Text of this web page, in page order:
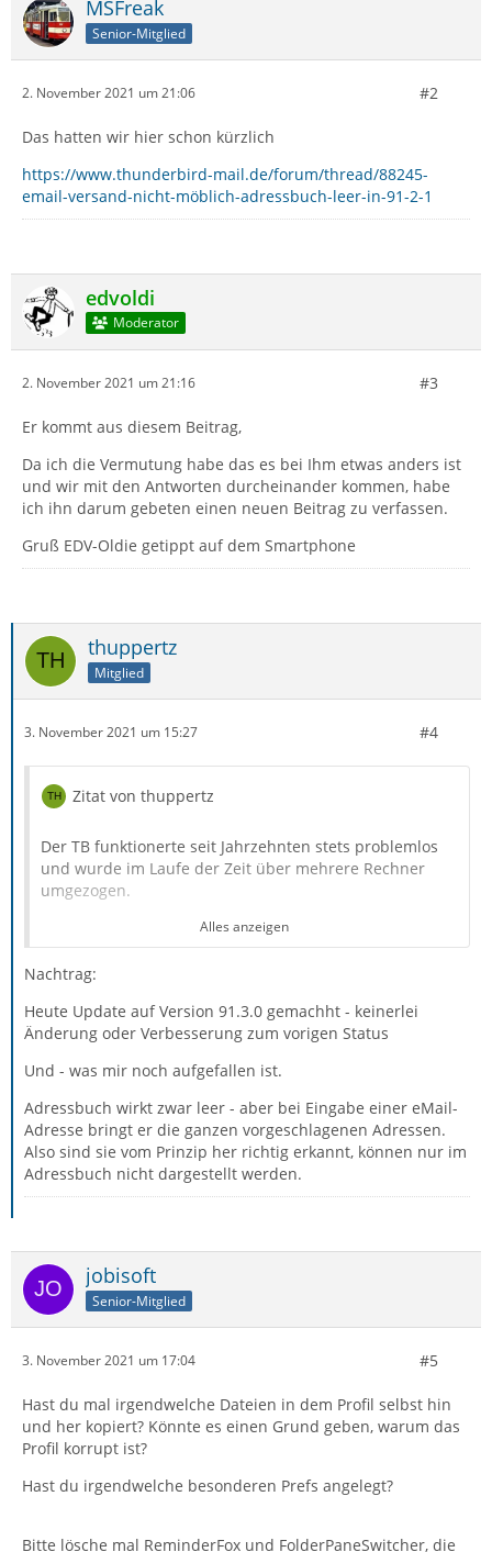
MSFreak
Senior-Mitglied
2. November 2021 um 21:06 #2
Das hatten wir hier schon kürzlich
https://www.thunderbird-mail.de/forum/thread/88245-
email-versand-nicht-möblich-adressbuch-leer-in-91-2-1
edvoldi
Moderator
2. November 2021 um 21:16 #3
Er kommt aus diesem Beitrag,
Da ich die Vermutung habe das es bei Ihm etwas anders ist
und wir mit den Antworten durcheinander kommen, habe
ich ihn darum gebeten einen neuen Beitrag zu verfassen.
Gruß EDV-Oldie getippt auf dem Smartphone
thuppertz
Mitglied
3. November 2021 um 15:27 #4
Zitat von thuppertz
Der TB funktionerte seit Jahrzehnten stets problemlos
und wurde im Laufe der Zeit über mehrere Rechner
umgezogen.
Nach dem letzten Update von 78.14.0 auf 91.2.1
funktioniert das Senden nicht mehr.
Beim Klicken auf Senden oder alternativ Strg-Eingabe
zeigt sich keinerlei Reaktion (außer der kurzen Klick-
Animation der Sendentaste selber).
Gleichermaßen auch "später Senden" über das Menü
oder Hotkey geht auch nicht und verhält sich gleich.
Es können danach sämtliche Felder weiter bearbeitet
Auch zusätzliche CC, BCC, Anhänge, Ein/Ausschalten der
Empfangsbestätigung (MDN) oder Rechtschreibung
ändern nichts ...
Speichern funktioniert problemlos, auch inkl. Anhängen.
Außerdem wirkt das Adressbuch komplett leer!
mehreren Adressbüchern vorhanden)
Add-Ons sind alle mittleweile deaktiviert!
Alles anzeigen
Nachtrag:
Heute Update auf Version 91.3.0 gemachht - keinerlei
Änderung oder Verbesserung zum vorigen Status
Und - was mir noch aufgefallen ist.
Adressbuch wirkt zwar leer - aber bei Eingabe einer eMail-
Adresse bringt er die ganzen vorgeschlagenen Adressen.
Also sind sie vom Prinzip her richtig erkannt, können nur im
Adressbuch nicht dargestellt werden.
jobisoft
Senior-Mitglied
3. November 2021 um 17:04 #5
Hast du mal irgendwelche Dateien in dem Profil selbst hin
und her kopiert? Könnte es einen Grund geben, warum das
Profil korrupt ist?
Hast du irgendwelche besonderen Prefs angelegt?
Bitte lösche mal ReminderFox und FolderPaneSwitcher, die